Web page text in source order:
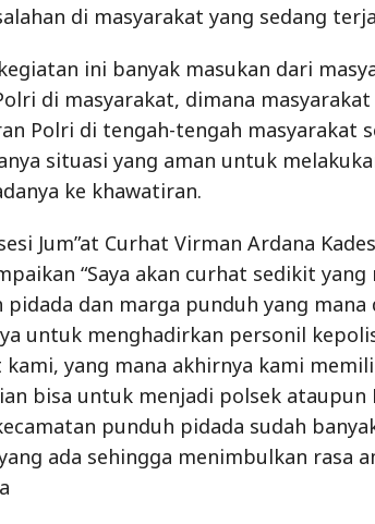
di masyarakat yang sedang
ini banyak masukan dari
di masyarakat, dimana
Polri di tengah-tengah masyarakat
situasi yang aman untuk
ke khawatiran.
Jum”at Curhat Virman Ardana
“Saya akan curhat sedikit yang
pidada dan marga punduh yang mana
untuk menghadirkan personil
yang mana akhirnya kami
bisa untuk menjadi polsek ataupun
punduh pidada sudah
ada sehingga menimbulkan rasa